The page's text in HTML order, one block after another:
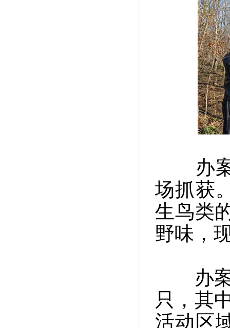
办案
场抓获
生鸟类
野味，
办案
只，其
活动区